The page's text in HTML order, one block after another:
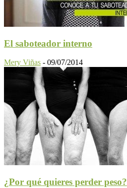
El saboteador interno
Mery Viñas - 09/07/2014
¿Por qué quieres perder peso?